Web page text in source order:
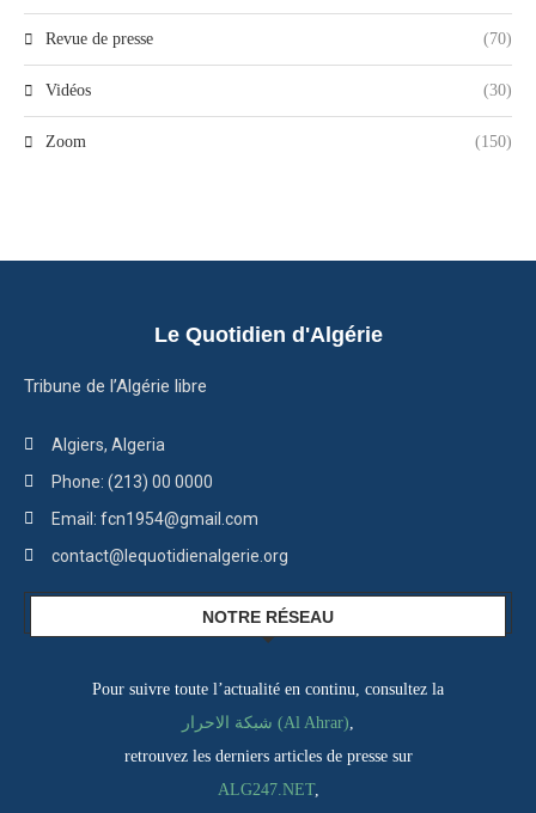
Revue de presse (70)
Vidéos (30)
Zoom (150)
Le Quotidien d'Algérie
Tribune de l’Algérie libre
Algiers, Algeria
Phone: (213) 00 0000
Email: fcn1954@gmail.com
contact@lequotidienalgerie.org
NOTRE RÉSEAU
Pour suivre toute l’actualité en continu, consultez la
شبكة الاحرار (Al Ahrar),
retrouvez les derniers articles de presse sur
ALG247.NET,